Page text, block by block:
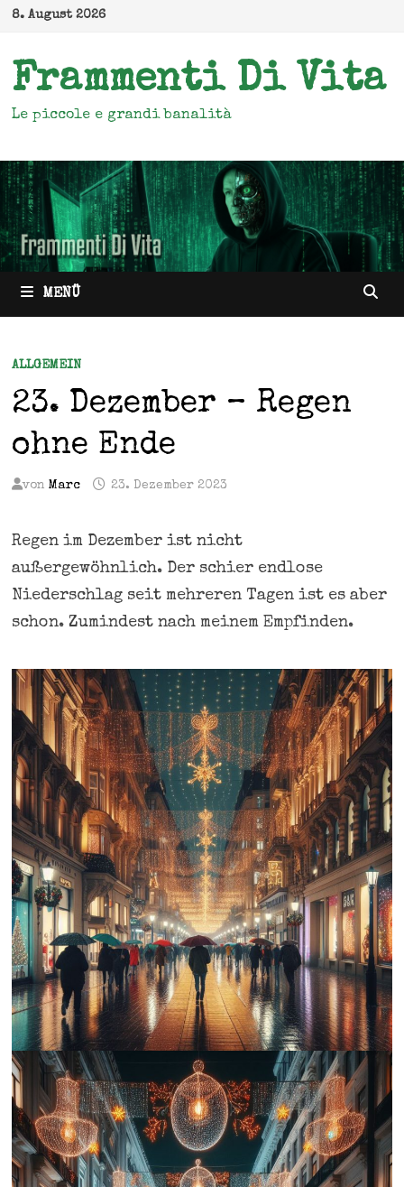
Zum
springen
8. August 2026
Frammenti Di Vita
Le piccole e grandi banalità
MENÜ
ALLGEMEIN
23. Dezember – Regen
ohne Ende
von Marc 23. Dezember 2023
Regen im Dezember ist nicht
außergewöhnlich. Der schier endlose
Niederschlag seit mehreren Tagen ist es aber
schon. Zumindest nach meinem Empfinden.